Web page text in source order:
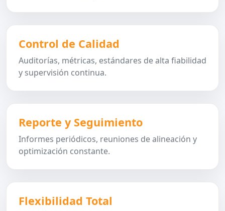
Control de Calidad
Auditorías, métricas, estándares de alta fiabilidad
y supervisión continua.
Reporte y Seguimiento
Informes periódicos, reuniones de alineación y
optimización constante.
Flexibilidad Total